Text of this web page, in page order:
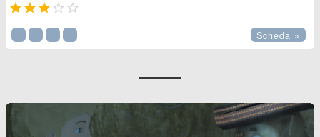
    
Scheda »